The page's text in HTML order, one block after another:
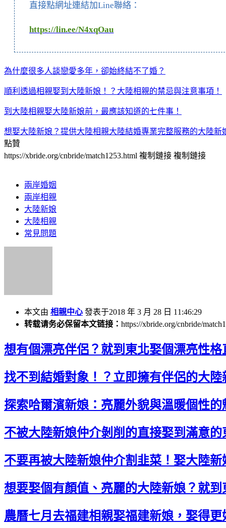
直接點網址連結加Line聯絡：
https://lin.ee/N4xqOau
為什麼很多人談戀愛多年，卻始終結不了婚？
順利透過相親娶到大陸新娘！？大陸相親的禁忌與注意事項！
到大陸相親娶大陸新娘前，最應該知道的七件事！
想娶大陸新娘？提供大陸相親大陸結婚專業完整服務的大陸新
點贊
https://xbride.org/cnbride/match1253.html 複制鏈接 複制鏈接
兩岸婚姻
兩岸相親
大陸新娘
大陸相親
常見問題
本文由 相親中心 發表于2018 年 3 月 28 日 11:46:29
转载请务必保留本文链接： https://xbride.org/cnbride/
想有個漂亮伴侶？就到東北娶個漂亮性格
找不到結婚對象！？立即擁有伴侶的大陸
探索哈爾濱新娘：亮麗外貌與溫暖個性的
不被大陸新娘仲介剝削的直接娶到滿意的
不要再被大陸新娘仲介割韭菜！娶大陸新
想要娶個有顏值、亮麗的大陸新娘？就到
農曆七月去福建相親娶福建新娘，娶得更